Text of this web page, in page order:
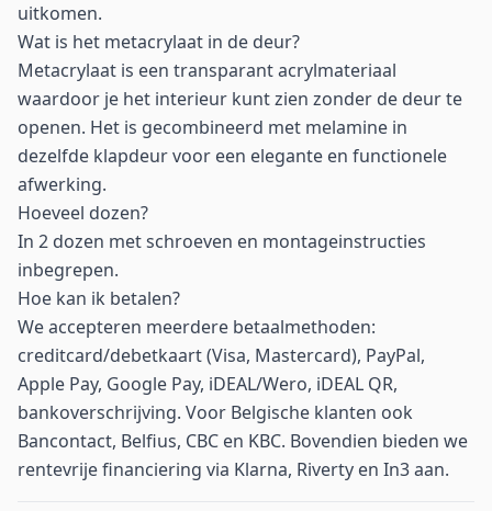
uitkomen.
Wat is het metacrylaat in de deur?
Metacrylaat is een transparant acrylmateriaal
waardoor je het interieur kunt zien zonder de deur te
openen. Het is gecombineerd met melamine in
dezelfde klapdeur voor een elegante en functionele
afwerking.
Hoeveel dozen?
In 2 dozen met schroeven en montageinstructies
inbegrepen.
Hoe kan ik betalen?
We accepteren meerdere betaalmethoden:
creditcard/debetkaart (Visa, Mastercard), PayPal,
Apple Pay, Google Pay, iDEAL/Wero, iDEAL QR,
bankoverschrijving. Voor Belgische klanten ook
Bancontact, Belfius, CBC en KBC. Bovendien bieden we
rentevrije financiering via Klarna, Riverty en In3 aan.